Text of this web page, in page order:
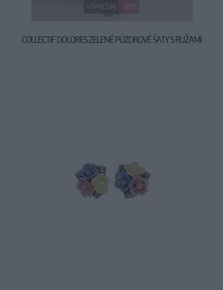
VÝPREDAJ -50%
COLLECTIF DOLORES ZELENÉ PÚZDROVÉ ŠATY S RUŽAMI